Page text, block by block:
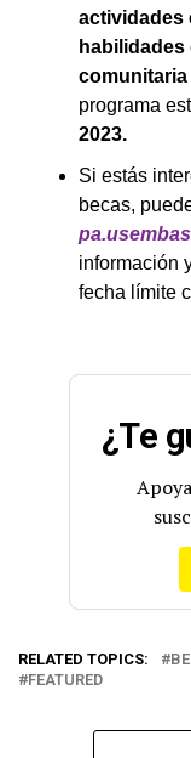
actividades
programa
2023.
Si estás
becas,
información
fecha límite
¿Te
RELATED TOPICS:
FEATURED